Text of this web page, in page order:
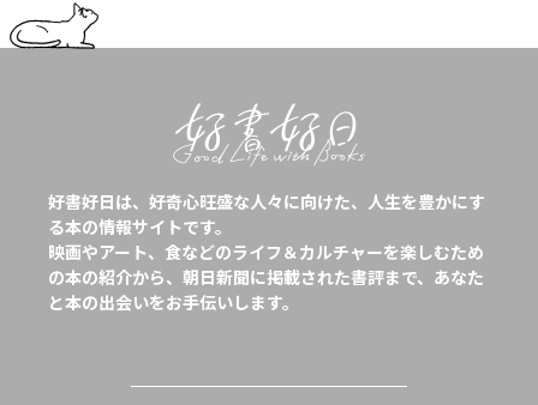
好書好日は、好奇心旺盛な人々に向けた、人生を豊かにす
る本の情報サイトです。
映画やアート、食などのライフ＆カルチャーを楽しむため
の本の紹介から、朝日新聞に掲載された書評まで、あなた
と本の出会いをお手伝いします。